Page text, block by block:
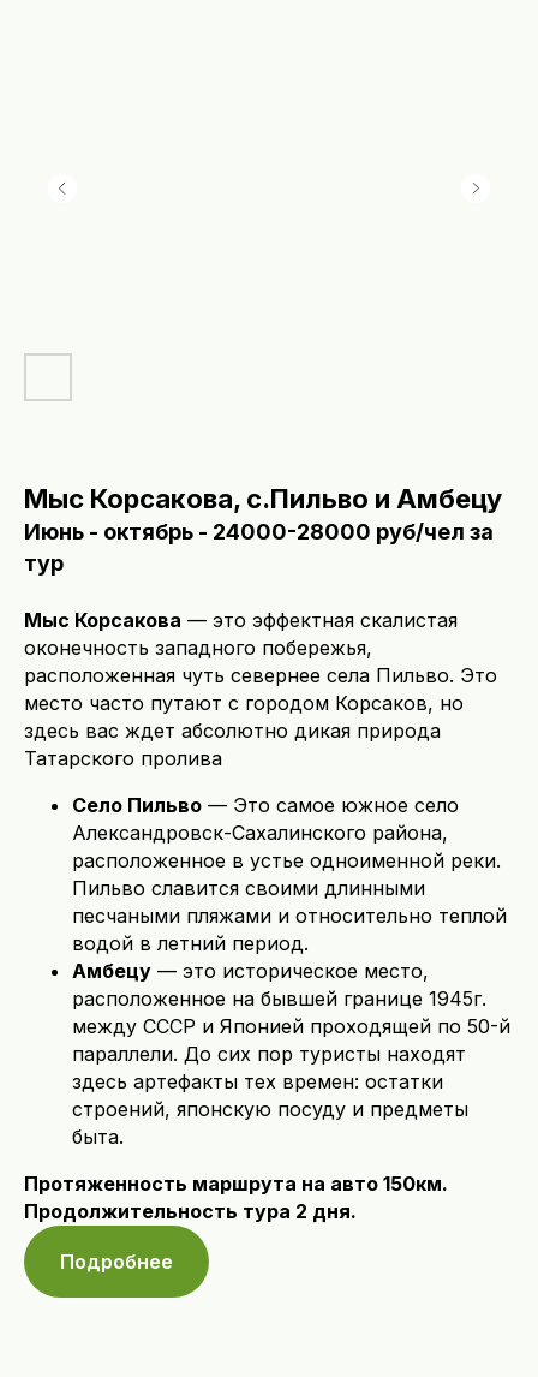
Мыс Корсакова, с.Пильво и Амбецу
Июнь - октябрь - 24000-28000 руб/чел за
тур
Мыс Корсакова — это эффектная скалистая
оконечность западного побережья,
расположенная чуть севернее села Пильво. Это
место часто путают с городом Корсаков, но
здесь вас ждет абсолютно дикая природа
Татарского пролива
Село Пильво — Это самое южное село
Александровск-Сахалинского района,
расположенное в устье одноименной реки.
Пильво славится своими длинными
песчаными пляжами и относительно теплой
водой в летний период.
Амбецу — это историческое место,
расположенное на бывшей границе 1945г.
между СССР и Японией проходящей по 50-й
параллели. До сих пор туристы находят
здесь артефакты тех времен: остатки
строений, японскую посуду и предметы
быта.
Протяженность маршрута на авто 150км.
Продолжительность тура 2 дня.
Подробнее